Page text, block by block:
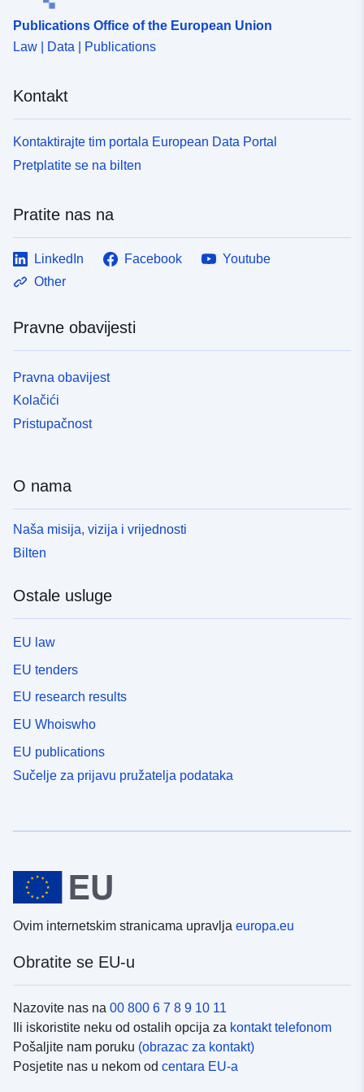
Publications Office of the European Union
Law | Data | Publications
Kontakt
Kontaktirajte tim portala European Data Portal
Pretplatite se na bilten
Pratite nas na
LinkedIn Facebook
Youtube
Other
Pravne obavijesti
Pravna obavijest
Kolačići
Pristupačnost
O nama
Naša misija, vizija i vrijednosti
Bilten
Ostale usluge
EU law
EU tenders
EU research results
EU Whoiswho
EU publications
Sučelje za prijavu pružatelja podataka
Ovim internetskim stranicama upravlja europa.eu
Obratite se EU-u
Nazovite nas na 00 800 6 7 8 9 10 11
Ili iskoristite neku od ostalih opcija za kontakt telefonom
Pošaljite nam poruku (obrazac za kontakt)
Posjetite nas u nekom od centara EU-a